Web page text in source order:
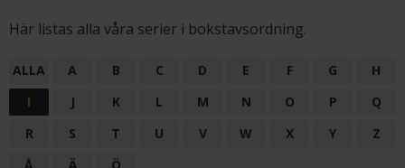
Här listas alla våra serier i bokstavsordning.
ALLA A B C D E F G
H
I
J K L M N O P
Q
R
S T U V W X Y
Z